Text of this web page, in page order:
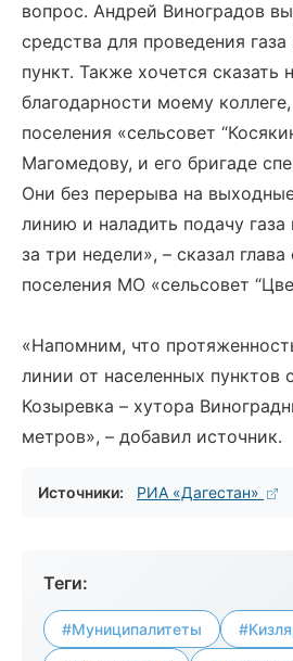
вопрос. Андрей Виноградов
средства для проведения
пункт. Также хочется сказать
благодарности моему коллеге,
поселения «сельсовет
Магомедову, и его бригаде
Они без перерыва на
линию и наладить подачу газа
за три недели», – сказал глава
поселения МО «сельсовет
«Напомним, что
линии от населенных пунктов
Козыревка – хутора
метров», – добавил источник.
Источники: РИА «Дагестан»
Теги:
#Муниципалитеты